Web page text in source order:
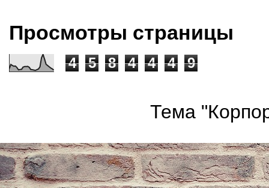
Просмотры страницы
4 5 8 4 4 4 9
Тема